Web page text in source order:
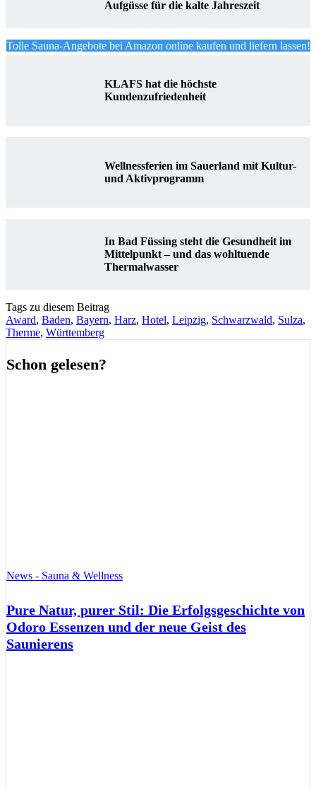
Aufgüsse für die kalte Jahreszeit
Tolle Sauna-Angebote bei Amazon online kaufen und liefern lassen!
KLAFS hat die höchste
Kundenzufriedenheit
Wellnessferien im Sauerland mit Kultur-
und Aktivprogramm
In Bad Füssing steht die Gesundheit im
Mittelpunkt – und das wohltuende
Thermalwasser
Tags zu diesem Beitrag
Award, Baden, Bayern, Harz, Hotel, Leipzig, Schwarzwald, Sulza,
Therme, Württemberg
Schon gelesen?
News - Sauna & Wellness
Pure Natur, purer Stil: Die Erfolgsgeschichte von
Odoro Essenzen und der neue Geist des
Saunierens